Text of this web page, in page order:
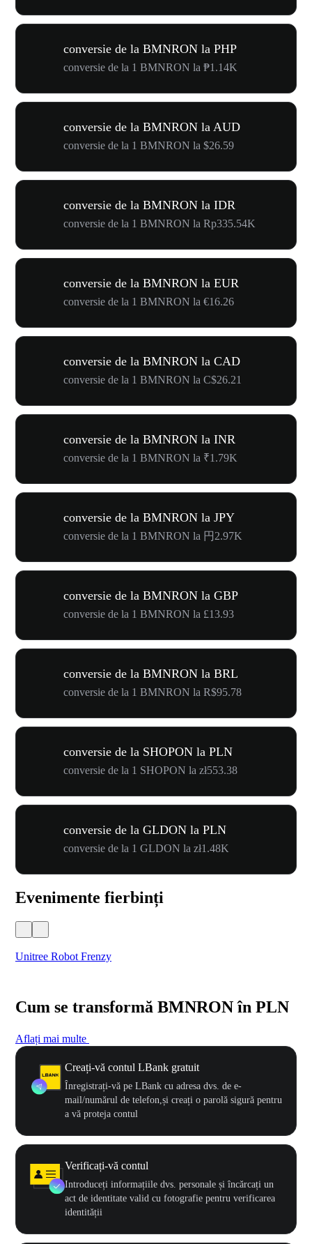
conversie de la BMNRON la PHP
conversie de la 1 BMNRON la ₱1.14K
conversie de la BMNRON la AUD
conversie de la 1 BMNRON la $26.59
conversie de la BMNRON la IDR
conversie de la 1 BMNRON la Rp335.54K
conversie de la BMNRON la EUR
conversie de la 1 BMNRON la €16.26
conversie de la BMNRON la CAD
conversie de la 1 BMNRON la C$26.21
conversie de la BMNRON la INR
conversie de la 1 BMNRON la ₹1.79K
conversie de la BMNRON la JPY
conversie de la 1 BMNRON la 円2.97K
conversie de la BMNRON la GBP
conversie de la 1 BMNRON la £13.93
conversie de la BMNRON la BRL
conversie de la 1 BMNRON la R$95.78
conversie de la SHOPON la PLN
conversie de la 1 SHOPON la zł553.38
conversie de la GLDON la PLN
conversie de la 1 GLDON la zł1.48K
Evenimente fierbinți
Unitree Robot Frenzy
Cum se transformă BMNRON în PLN
Aflați mai multe
Creați-vă contul LBank gratuit
Înregistrați-vă pe LBank cu adresa dvs. de e-
mail/numărul de telefon,și creați o parolă sigură pentru
a vă proteja contul
Verificați-vă contul
Introduceți informațiile dvs. personale și încărcați un
act de identitate valid cu fotografie pentru verificarea
identității